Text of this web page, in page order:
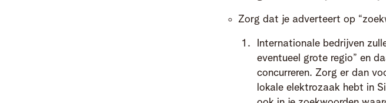
Zorg dat je adverteert op
Internationale bedrijven
eventueel grote regio” en
concurreren. Zorg er dan
lokale elektrozaak hebt in